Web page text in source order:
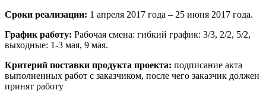
Сроки реализации: 1 апреля 2017 года – 25 июня 2017 года.
График работу: Рабочая смена: гибкий график: 3/3, 2/2, 5/2,
выходные: 1-3 мая, 9 мая.
Критерий поставки продукта проекта: подписание акта
выполненных работ с заказчиком, после чего заказчик должен
принят работу